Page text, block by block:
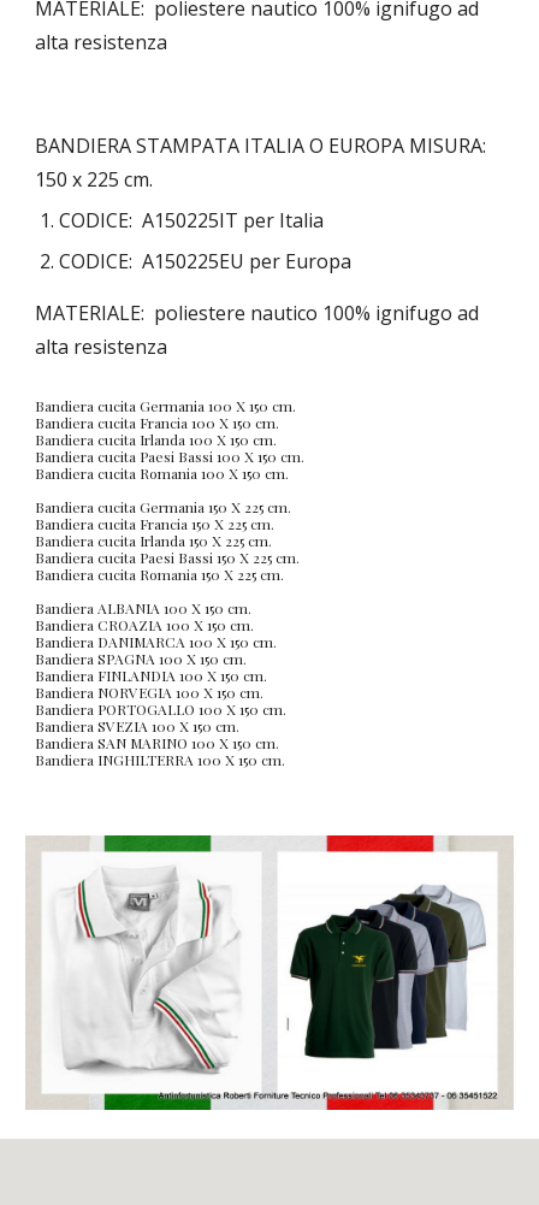
MATERIALE:  poliestere nautico 100% ignifugo ad
alta resistenza
BANDIERA STAMPATA ITALIA O EUROPA MISURA:
150 x 225 cm.
CODICE:  A150225IT per Italia
CODICE:  A150225EU per Europa
MATERIALE:  poliestere nautico 100% ignifugo ad
alta resistenza
Bandiera cucita Germania 100 X 150 cm.
Bandiera cucita Francia 100 X 150 cm.
Bandiera cucita Irlanda 100 X 150 cm.
Bandiera cucita Paesi Bassi 100 X 150 cm.
Bandiera cucita Romania 100 X 150 cm.
Bandiera cucita Germania 150 X 225 cm.
Bandiera cucita Francia 150 X 225 cm.
Bandiera cucita Irlanda 150 X 225 cm.
Bandiera cucita Paesi Bassi 150 X 225 cm.
Bandiera cucita Romania 150 X 225 cm.
Bandiera ALBANIA 100 X 150 cm.
Bandiera CROAZIA 100 X 150 cm.
Bandiera DANIMARCA 100 X 150 cm.
Bandiera SPAGNA 100 X 150 cm.
Bandiera FINLANDIA 100 X 150 cm.
Bandiera NORVEGIA 100 X 150 cm.
Bandiera PORTOGALLO 100 X 150 cm.
Bandiera SVEZIA 100 X 150 cm.
Bandiera SAN MARINO 100 X 150 cm.
Bandiera INGHILTERRA 100 X 150 cm.